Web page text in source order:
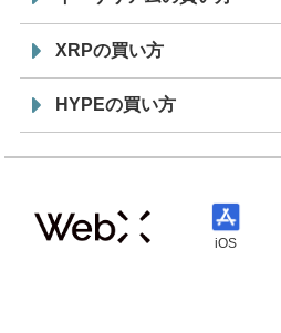
XRPの買い方
HYPEの買い方
iOS